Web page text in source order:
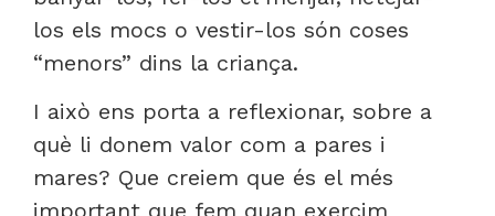
los els mocs o vestir-los són coses
“menors” dins la criança.
I això ens porta a reflexionar, sobre a
què li donem valor com a pares i
mares? Que creiem que és el més
important que fem quan exercim